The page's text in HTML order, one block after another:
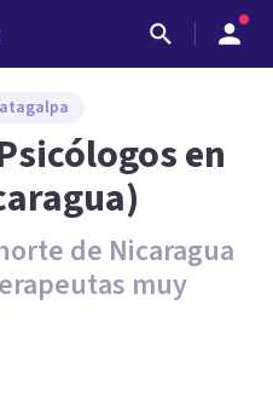
en
de Nicaragua
muy